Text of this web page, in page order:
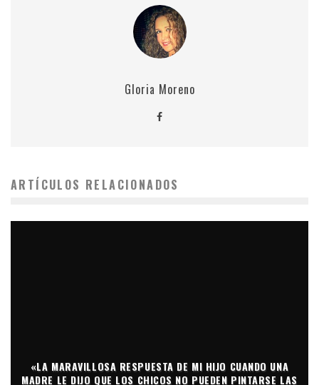
Gloria Moreno
ARTÍCULOS RELACIONADOS
«LA MARAVILLOSA RESPUESTA DE MI HIJO CUANDO UNA
MADRE LE DIJO QUE LOS CHICOS NO PUEDEN PINTARSE LAS